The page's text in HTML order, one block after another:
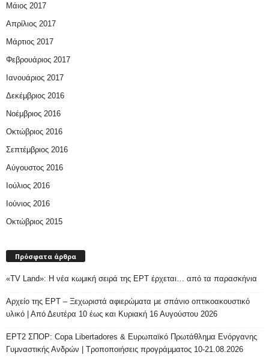
Μάιος 2017
Απρίλιος 2017
Μάρτιος 2017
Φεβρουάριος 2017
Ιανουάριος 2017
Δεκέμβριος 2016
Νοέμβριος 2016
Οκτώβριος 2016
Σεπτέμβριος 2016
Αύγουστος 2016
Ιούλιος 2016
Ιούνιος 2016
Οκτώβριος 2015
Πρόσφατα άρθρα
«TV Land»: Η νέα κωμική σειρά της ΕΡΤ έρχεται… από τα παρασκήνια
Αρχείο της ΕΡΤ – Ξεχωριστά αφιερώματα με σπάνιο οπτικοακουστικό
υλικό | Από Δευτέρα 10 έως και Κυριακή 16 Αυγούστου 2026
ΕΡΤ2 ΣΠΟΡ: Copa Libertadores & Ευρωπαϊκό Πρωτάθλημα Ενόργανης
Γυμναστικής Ανδρών | Τροποποιήσεις προγράμματος 10-21.08.2026